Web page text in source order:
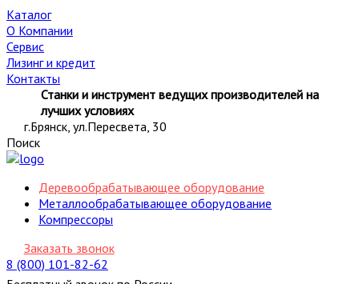
Каталог
О Компании
Сервис
Лизинг и кредит
Контакты
Станки и инструмент ведущих производителей на
лучших условиях
г.Брянск, ул.Пересвета, 30
Поиск
Деревообрабатывающее оборудование
Металлообрабатывающее оборудование
Компрессоры
Заказать звонок
8 (800) 101-82-62